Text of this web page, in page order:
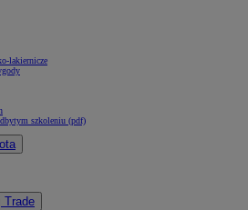
lakiernicze
szkoleniu (pdf)
Trade